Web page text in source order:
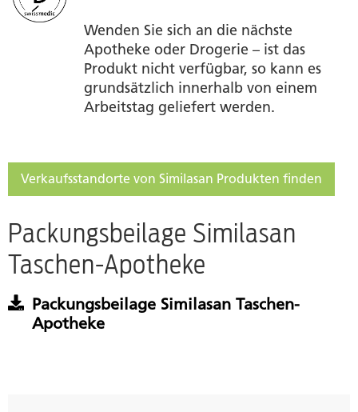
Wenden Sie sich an die nächste
Apotheke oder Drogerie – ist das
Produkt nicht verfügbar, so kann es
grundsätzlich innerhalb von einem
Arbeitstag geliefert werden.
Verkaufsstandorte von Similasan Produkten finden
Packungsbeilage Similasan
Taschen-Apotheke
Packungsbeilage Similasan Taschen-
Apotheke